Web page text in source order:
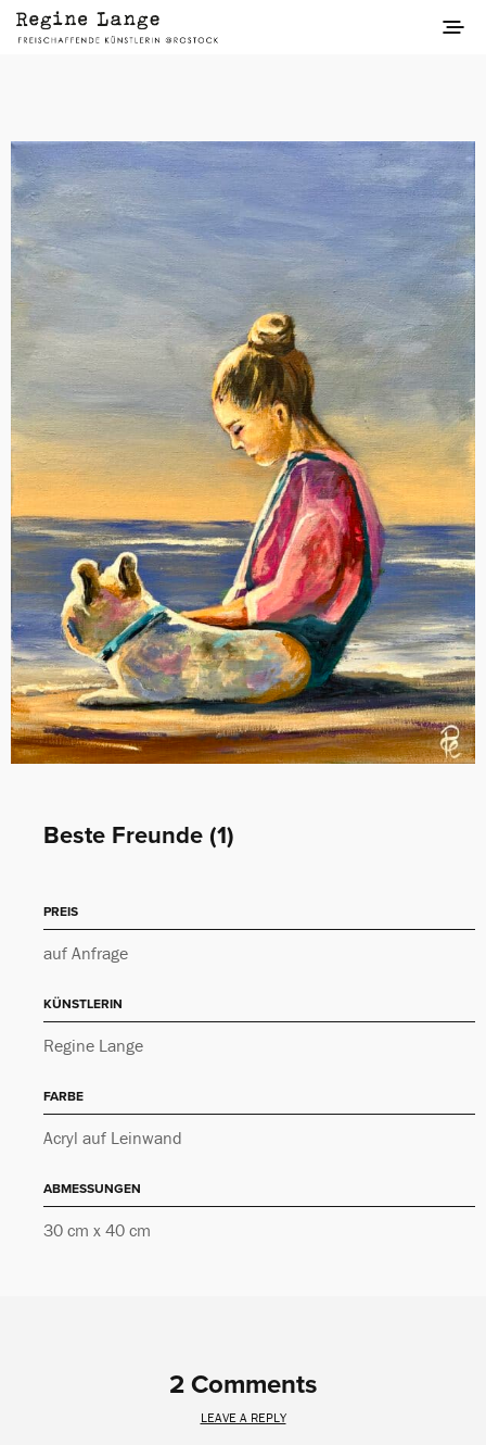
Beste Freunde (1)
PREIS
auf Anfrage
KÜNSTLERIN
Regine Lange
FARBE
Acryl auf Leinwand
ABMESSUNGEN
30 cm x 40 cm
2 Comments
LEAVE A REPLY